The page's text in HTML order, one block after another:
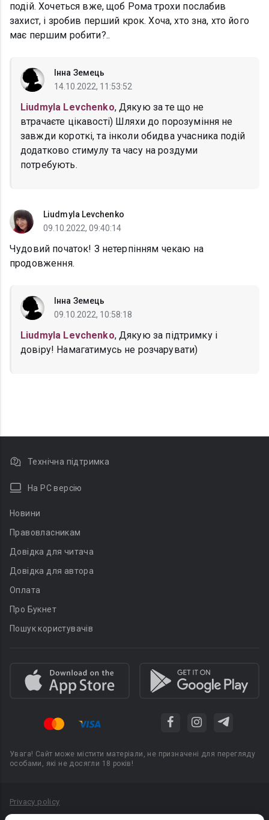
подій. Хочеться вже, щоб Рома трохи послабив
захист, і зробив перший крок. Хоча, хто зна, хто його
має першим робити?..
Інна Земець
14.10.2022, 11:53:52
Liudmyla Levchenko, Дякую за те що не
втрачаєте цікавості) Шляхи до порозуміння не
завжди короткі, та інколи обидва учасника подій
додатково стимулу та часу на роздуми
потребують.
Liudmyla Levchenko
09.10.2022, 09:40:14
Чудовий початок! З нетерпінням чекаю на
продовження.
Інна Земець
09.10.2022, 10:58:18
Liudmyla Levchenko, Дякую за підтримку і
довіру! Намагатимусь не розчарувати)
Технічна підтримка
На PC версію
Новини
Правовласникам
Довідка для читача
Довідка для автора
Оплата
Про Букнет
Пошук користувачів
Увага! Сайт може містити матеріали, не призначені для перегляду
особами, які не досягли 18 років!
Privacy policy